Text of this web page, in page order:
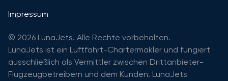
Impressum
© 2026 LunaJets. Alle Rechte vorbehalten.
LunaJets ist ein Luftfahrt-Chartermakler und fungiert
ausschließlich als Vermittler zwischen Drittanbieter-
Flugzeugbetreibern und dem Kunden. LunaJets